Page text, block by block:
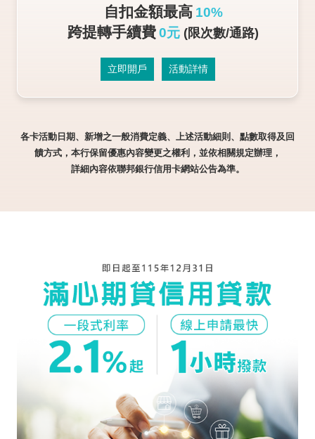
自扣金額最高 10%
跨提轉手續費0元 (限次數/通路)
立即開戶 活動詳情
各卡活動日期、新增之一般消費定義、上述活動細則、點數取得及回
饋方式，本行保留優惠內容變更之權利，並依相關規定辦理，
詳細內容依聯邦銀行信用卡網站公告為準。